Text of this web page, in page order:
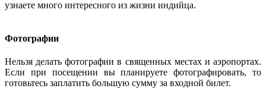
узнаете много интересного из жизни индийца.
Фотографии
Нельзя делать фотографии в священных местах и аэропортах.
Если при посещении вы планируете фотографировать, то
готовьтесь заплатить большую сумму за входной билет.